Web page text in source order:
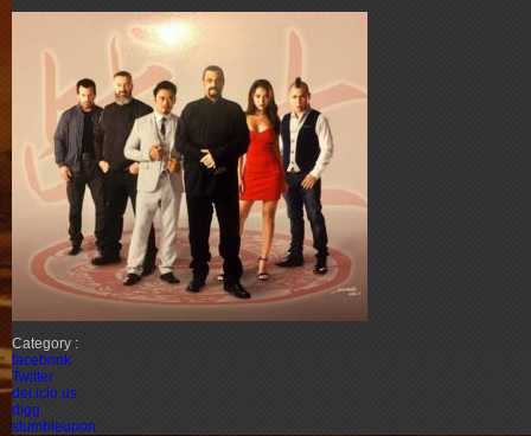
Category :
facebook
Twitter
del.icio.us
digg
stumbleupon